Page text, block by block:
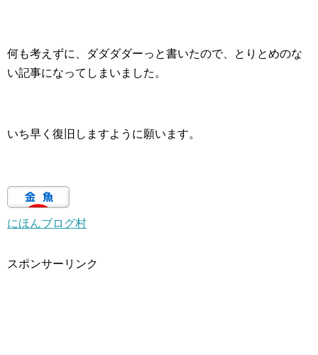
何も考えずに、ダダダダーっと書いたので、とりとめのな
い記事になってしまいました。
いち早く復旧しますように願います。
にほんブログ村
スポンサーリンク